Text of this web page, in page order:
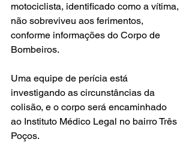
motociclista, identificado como a vítima,
não sobreviveu aos ferimentos,
conforme informações do Corpo de
Bombeiros.
Uma equipe de perícia está
investigando as circunstâncias da
colisão, e o corpo será encaminhado
ao Instituto Médico Legal no bairro Três
Poços.